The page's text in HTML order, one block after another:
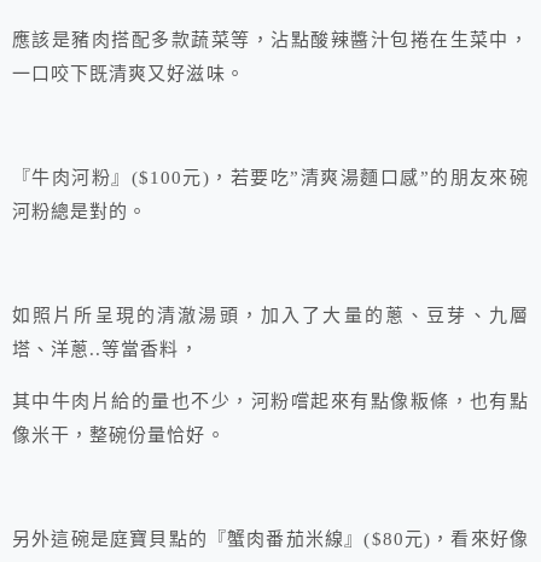
應該是豬肉搭配多款蔬菜等，沾點酸辣醬汁包捲在生菜中，
一口咬下既清爽又好滋味。
『牛肉河粉』($100元)，若要吃”清爽湯麵口感”的朋友來碗
河粉總是對的。
如照片所呈現的清澈湯頭，加入了大量的蔥、豆芽、九層
塔、洋蔥..等當香料，
其中牛肉片給的量也不少，河粉嚐起來有點像粄條，也有點
像米干，整碗份量恰好。
另外這碗是庭寶貝點的『蟹肉番茄米線』($80元)，看來好像